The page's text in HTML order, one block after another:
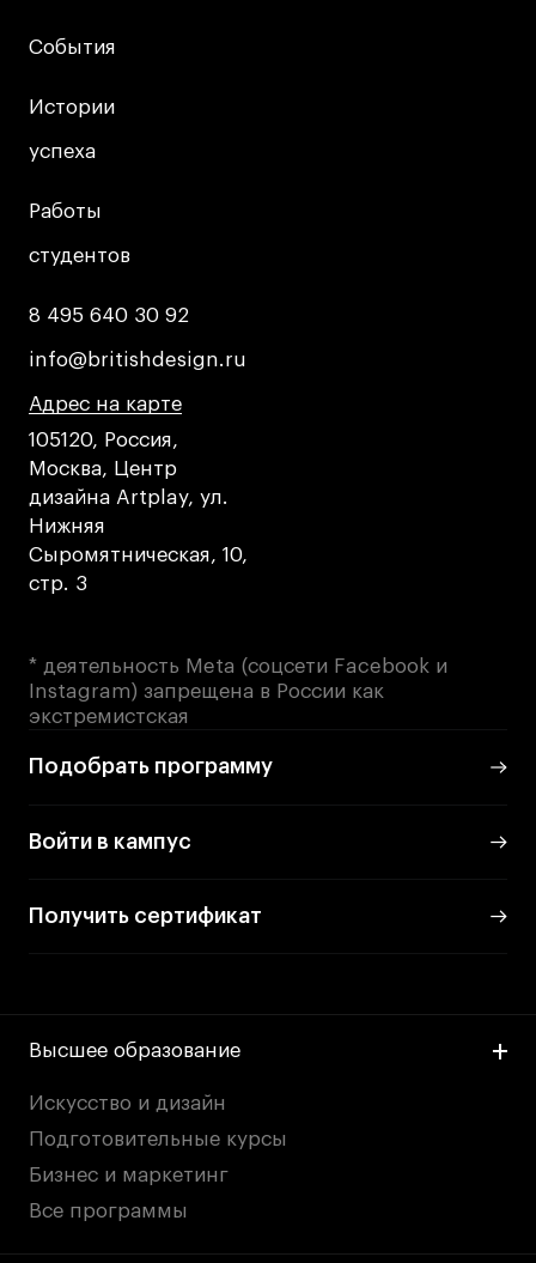
События
События
Истории
успеха
Истории
успеха
Работы
студентов
Работы
студентов
8 495 640 30 92
8 495 640 30 92
info@britishdesign.ru
info@britishdesign.ru
Адрес на карте
Адрес на карте
Адрес на карте
105120, Россия,
Москва, Центр
дизайна Artplay, ул.
Нижняя
Сыромятническая, 10,
стр. 3
* деятельность Meta (соцсети Facebook и
Instagram) запрещена в России как
экстремистская
Подобрать программу
Войти в кампус
Получить сертификат
Высшее образование
Искусство и дизайн
Подготовительные курсы
Бизнес и маркетинг
Все программы